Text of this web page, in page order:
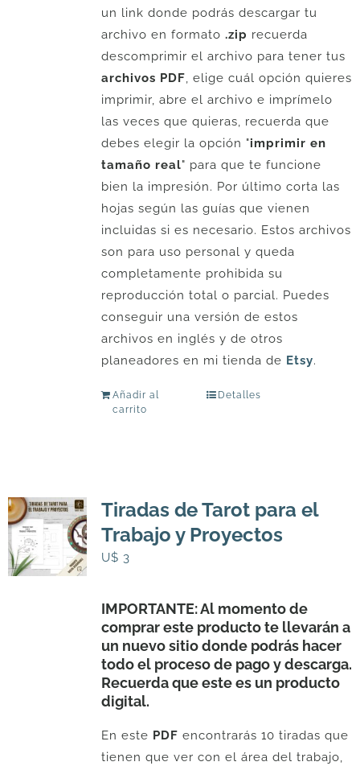
un link donde podrás descargar tu
archivo en formato .zip recuerda
descomprimir el archivo para tener tus
archivos PDF, elige cuál opción quieres
imprimir, abre el archivo e imprímelo
las veces que quieras, recuerda que
debes elegir la opción "imprimir en
tamaño real" para que te funcione
bien la impresión. Por último corta las
hojas según las guías que vienen
incluidas si es necesario. Estos archivos
son para uso personal y queda
completamente prohibida su
reproducción total o parcial. Puedes
conseguir una versión de estos
archivos en inglés y de otros
planeadores en mi tienda de Etsy.
Añadir al
carrito
Detalles
Tiradas de Tarot para el
Trabajo y Proyectos
U$ 3
IMPORTANTE: Al momento de
comprar este producto te llevarán a
un nuevo sitio donde podrás hacer
todo el proceso de pago y descarga.
Recuerda que este es un producto
digital.
En este PDF encontrarás 10 tiradas que
tienen que ver con el área del trabajo,